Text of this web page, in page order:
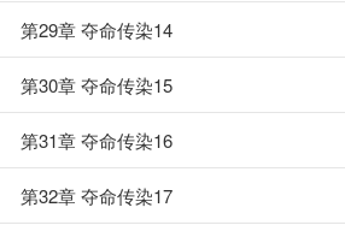
第29章 夺命传染14
第30章 夺命传染15
第31章 夺命传染16
第32章 夺命传染17